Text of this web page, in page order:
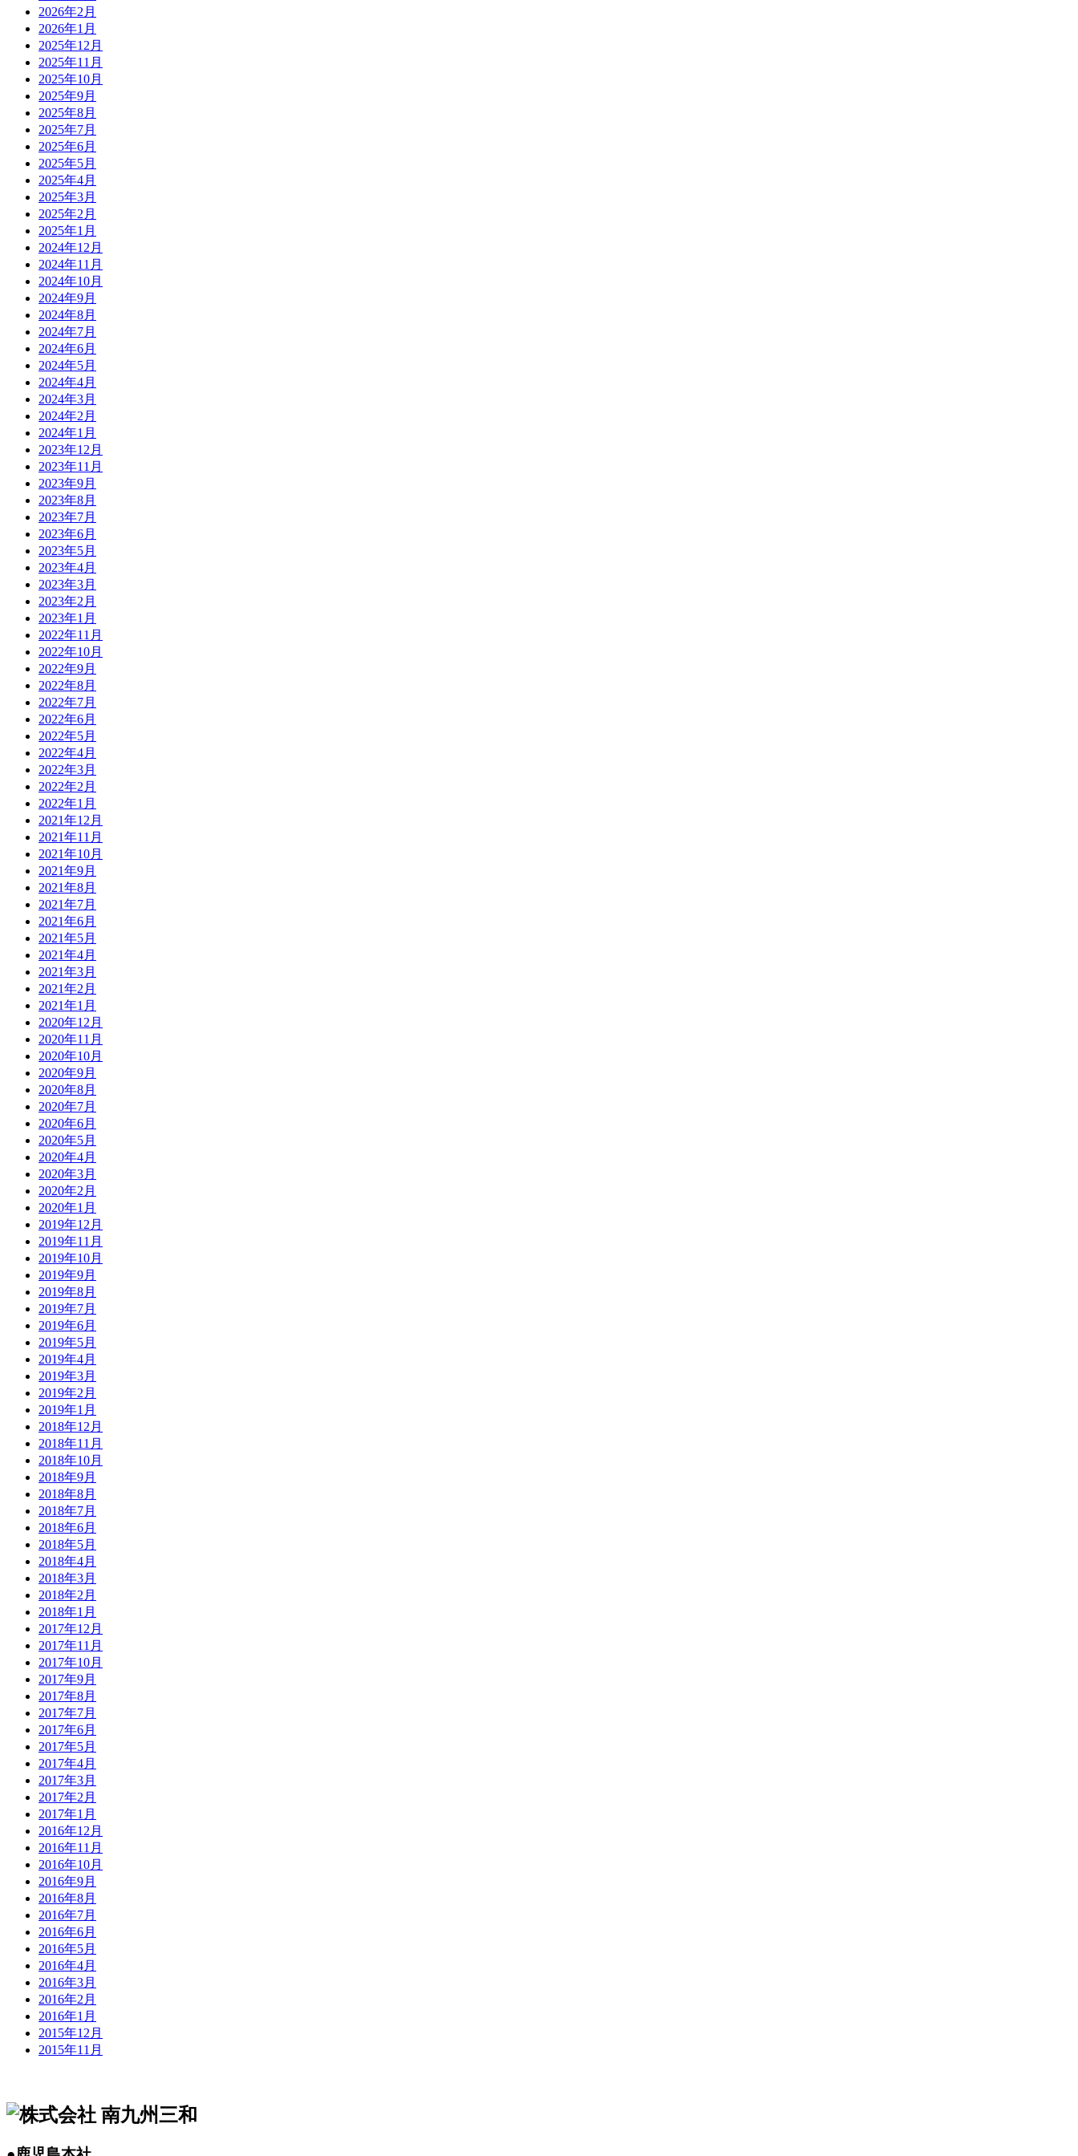
2026年2月
2026年1月
2025年12月
2025年11月
2025年10月
2025年9月
2025年8月
2025年7月
2025年6月
2025年5月
2025年4月
2025年3月
2025年2月
2025年1月
2024年12月
2024年11月
2024年10月
2024年9月
2024年8月
2024年7月
2024年6月
2024年5月
2024年4月
2024年3月
2024年2月
2024年1月
2023年12月
2023年11月
2023年9月
2023年8月
2023年7月
2023年6月
2023年5月
2023年4月
2023年3月
2023年2月
2023年1月
2022年11月
2022年10月
2022年9月
2022年8月
2022年7月
2022年6月
2022年5月
2022年4月
2022年3月
2022年2月
2022年1月
2021年12月
2021年11月
2021年10月
2021年9月
2021年8月
2021年7月
2021年6月
2021年5月
2021年4月
2021年3月
2021年2月
2021年1月
2020年12月
2020年11月
2020年10月
2020年9月
2020年8月
2020年7月
2020年6月
2020年5月
2020年4月
2020年3月
2020年2月
2020年1月
2019年12月
2019年11月
2019年10月
2019年9月
2019年8月
2019年7月
2019年6月
2019年5月
2019年4月
2019年3月
2019年2月
2019年1月
2018年12月
2018年11月
2018年10月
2018年9月
2018年8月
2018年7月
2018年6月
2018年5月
2018年4月
2018年3月
2018年2月
2018年1月
2017年12月
2017年11月
2017年10月
2017年9月
2017年8月
2017年7月
2017年6月
2017年5月
2017年4月
2017年3月
2017年2月
2017年1月
2016年12月
2016年11月
2016年10月
2016年9月
2016年8月
2016年7月
2016年6月
2016年5月
2016年4月
2016年3月
2016年2月
2016年1月
2015年12月
2015年11月